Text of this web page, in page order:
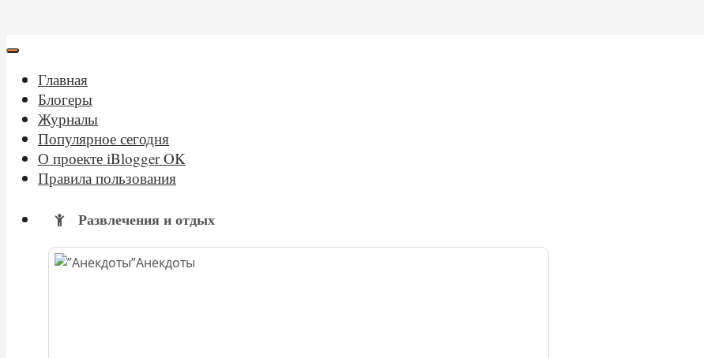
Главная
Блогеры
Журналы
Популярное сегодня
О проекте iBlogger OK
Правила пользования
Развлечения и отдых
Анекдоты